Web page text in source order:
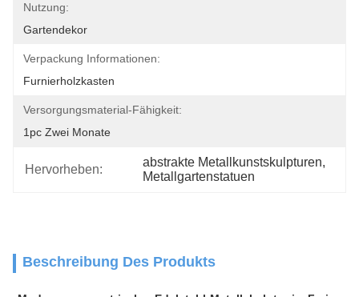
Nutzung:
Gartendekor
Verpackung Informationen:
Furnierholzkasten
Versorgungsmaterial-Fähigkeit:
1pc Zwei Monate
Hervorheben:
abstrakte Metallkunstskulpturen,
Metallgartenstatuen
Beschreibung Des Produkts